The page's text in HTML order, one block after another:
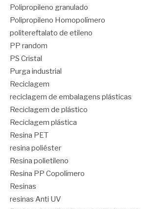
Polipropileno granulado
Polipropileno Homopolímero
politereftalato de etileno
PP random
PS Cristal
Purga industrial
Reciclagem
reciclagem de embalagens plásticas
Reciclagem de plástico
Reciclagem plástica
Resina PET
resina poliéster
Resina polietileno
Resina PP Copolímero
Resinas
resinas Anti UV